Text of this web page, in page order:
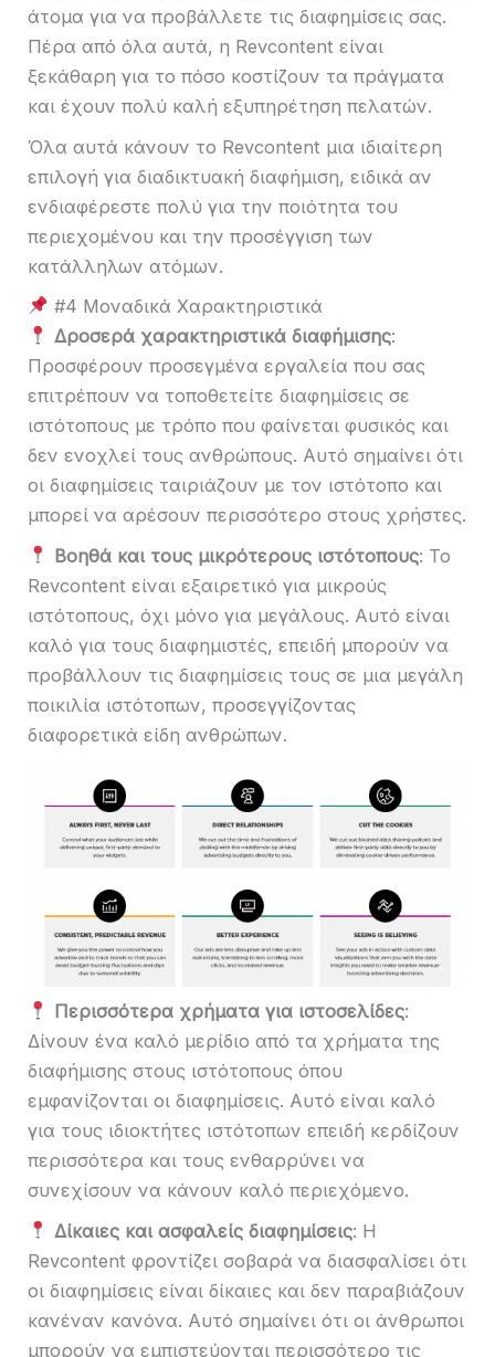
άτομα για να προβάλλετε τις διαφημίσεις σας.
Πέρα από όλα αυτά, η Revcontent είναι
ξεκάθαρη για το πόσο κοστίζουν τα πράγματα
και έχουν πολύ καλή εξυπηρέτηση πελατών.
Όλα αυτά κάνουν το Revcontent μια ιδιαίτερη
επιλογή για διαδικτυακή διαφήμιση, ειδικά αν
ενδιαφέρεστε πολύ για την ποιότητα του
περιεχομένου και την προσέγγιση των
κατάλληλων ατόμων.
#4 Μοναδικά Χαρακτηριστικά
Δροσερά χαρακτηριστικά διαφήμισης:
Προσφέρουν προσεγμένα εργαλεία που σας
επιτρέπουν να τοποθετείτε διαφημίσεις σε
ιστότοπους με τρόπο που φαίνεται φυσικός και
δεν ενοχλεί τους ανθρώπους. Αυτό σημαίνει ότι
οι διαφημίσεις ταιριάζουν με τον ιστότοπο και
μπορεί να αρέσουν περισσότερο στους χρήστες.
Βοηθά και τους μικρότερους ιστότοπους: Το
Revcontent είναι εξαιρετικό για μικρούς
ιστότοπους, όχι μόνο για μεγάλους. Αυτό είναι
καλό για τους διαφημιστές, επειδή μπορούν να
προβάλλουν τις διαφημίσεις τους σε μια μεγάλη
ποικιλία ιστότοπων, προσεγγίζοντας
διαφορετικά είδη ανθρώπων.
Περισσότερα χρήματα για ιστοσελίδες:
Δίνουν ένα καλό μερίδιο από τα χρήματα της
διαφήμισης στους ιστότοπους όπου
εμφανίζονται οι διαφημίσεις. Αυτό είναι καλό
για τους ιδιοκτήτες ιστότοπων επειδή κερδίζουν
περισσότερα και τους ενθαρρύνει να
συνεχίσουν να κάνουν καλό περιεχόμενο.
Δίκαιες και ασφαλείς διαφημίσεις: Η
Revcontent φροντίζει σοβαρά να διασφαλίσει ότι
οι διαφημίσεις είναι δίκαιες και δεν παραβιάζουν
κανέναν κανόνα. Αυτό σημαίνει ότι οι άνθρωποι
μπορούν να εμπιστεύονται περισσότερο τις